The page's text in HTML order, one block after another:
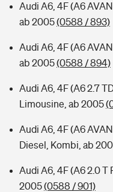
Audi A6, 4F (A6
ab 2005(0588 / 893)
Audi A6, 4F (A6
ab 2005(0588 / 894)
Audi A6, 4F (A6 2.7
Limousine, ab 2005
Audi A6, 4F (A6
Diesel, Kombi, ab
Audi A6, 4F (A6 2.0 T
2005(0588 / 901)